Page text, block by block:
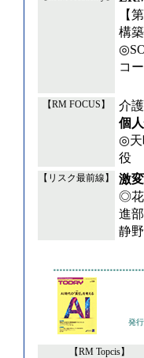
【
構
コ
【RM FOCUS】
介
個
◎天
役
【リスク最前線】
激
◎花
進
静
発
【RM Topcis】